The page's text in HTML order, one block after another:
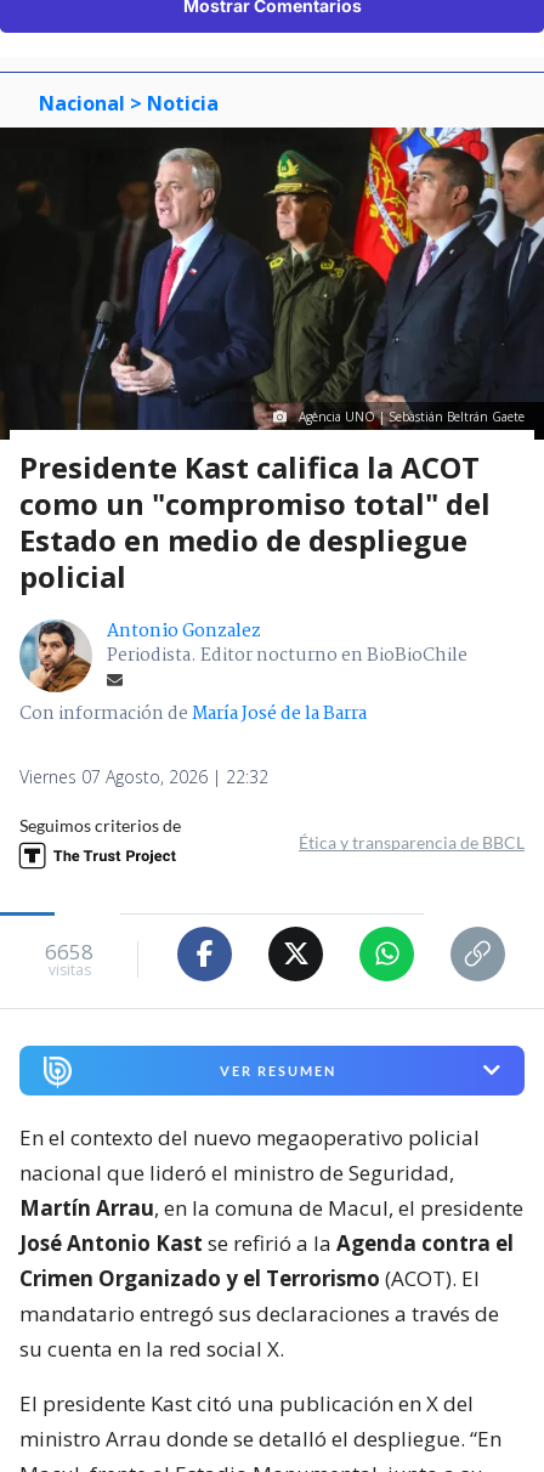
Mostrar Comentarios
Nacional > Noticia
Presidente Kast califica la ACOT
como un "compromiso total" del
Estado en medio de despliegue
Periodista. Editor nocturno en BioBioChile
Viernes 07 Agosto, 2026 | 22:32
6658
visitas
VER RESUMEN
En el contexto del nuevo megaoperativo policial
nacional que lideró el ministro de Seguridad,
José Antonio Kastse refirió a laAgenda contra el
Crimen Organizado y el Terrorismo(ACOT). El